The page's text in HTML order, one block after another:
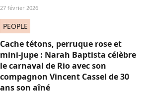
27 février 2026
PEOPLE
Cache tétons, perruque rose et
mini-jupe : Narah Baptista célèbre
le carnaval de Rio avec son
compagnon Vincent Cassel de 30
ans son aîné